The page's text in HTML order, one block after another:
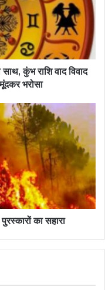
कुंभ राशि वाद विवाद
भरोसा
का सहारा